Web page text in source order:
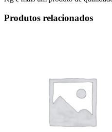
Produtos relacionados